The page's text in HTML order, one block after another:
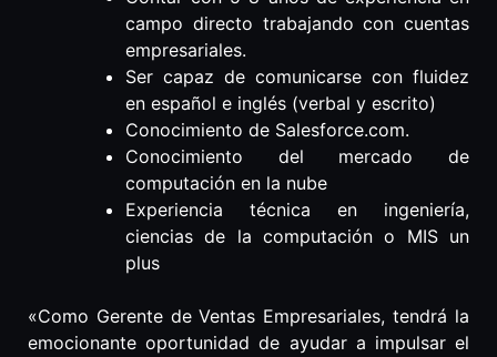
campo directo trabajando con cuentas
empresariales.
Ser capaz de comunicarse con fluidez
en español e inglés (verbal y escrito)
Conocimiento de Salesforce.com.
Conocimiento del mercado de
computación en la nube
Experiencia técnica en ingeniería,
ciencias de la computación o MIS un
plus
«Como Gerente de Ventas Empresariales, tendrá la
emocionante oportunidad de ayudar a impulsar el